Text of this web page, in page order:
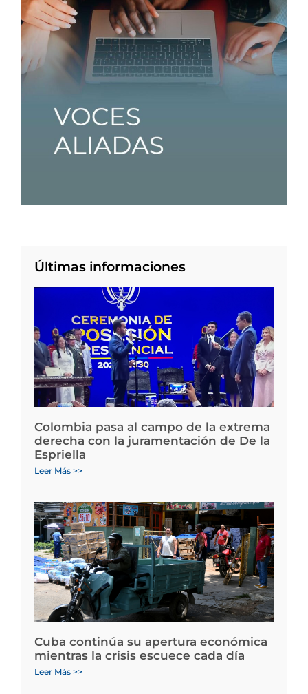
Últimas informaciones
Colombia pasa al campo de la extrema
derecha con la juramentación de De la
Espriella
Leer Más >>
Cuba continúa su apertura económica
mientras la crisis escuece cada día
Leer Más >>